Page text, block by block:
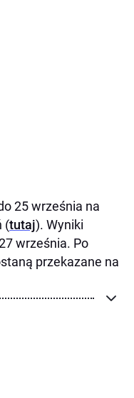
25 września na
(tutaj). Wyniki
września. Po
przekazane na